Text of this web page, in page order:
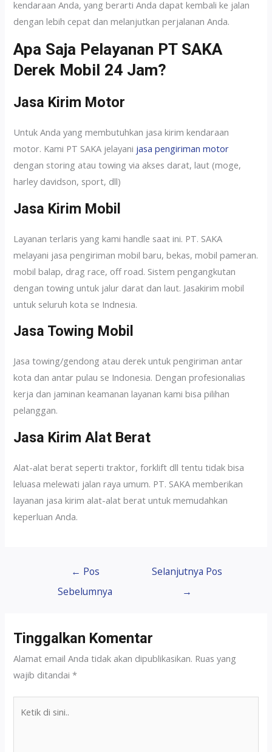
kendaraan Anda, yang berarti Anda dapat kembali ke jalan
dengan lebih cepat dan melanjutkan perjalanan Anda.
Apa Saja Pelayanan PT SAKA
Derek Mobil 24 Jam?
Jasa Kirim Motor
Untuk Anda yang membutuhkan jasa kirim kendaraan
motor. Kami PT SAKA jelayani jasa pengiriman motor
dengan storing atau towing via akses darat, laut (moge,
harley davidson, sport, dll)
Jasa Kirim Mobil
Layanan terlaris yang kami handle saat ini. PT. SAKA
melayani jasa pengiriman mobil baru, bekas, mobil pameran.
mobil balap, drag race, off road. Sistem pengangkutan
dengan towing untuk jalur darat dan laut. Jasakirim mobil
untuk seluruh kota se Indnesia.
Jasa Towing Mobil
Jasa towing/gendong atau derek untuk pengiriman antar
kota dan antar pulau se Indonesia. Dengan profesionalias
kerja dan jaminan keamanan layanan kami bisa pilihan
pelanggan.
Jasa Kirim Alat Berat
Alat-alat berat seperti traktor, forklift dll tentu tidak bisa
leluasa melewati jalan raya umum. PT. SAKA memberikan
layanan jasa kirim alat-alat berat untuk memudahkan
keperluan Anda.
← Pos
Sebelumnya
Selanjutnya Pos
→
Tinggalkan Komentar
Alamat email Anda tidak akan dipublikasikan. Ruas yang
wajib ditandai*